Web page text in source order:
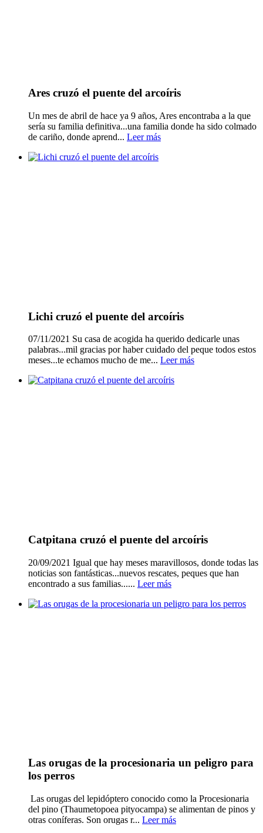
Ares cruzó el puente del arcoíris
Un mes de abril de hace ya 9 años, Ares encontraba a la que
sería su familia definitiva...una familia donde ha sido colmado
de cariño, donde aprend... Leer más
Lichi cruzó el puente del arcoíris
07/11/2021 Su casa de acogida ha querido dedicarle unas
palabras...mil gracias por haber cuidado del peque todos estos
meses...te echamos mucho de me... Leer más
Catpitana cruzó el puente del arcoíris
20/09/2021 Igual que hay meses maravillosos, donde todas las
noticias son fantásticas...nuevos rescates, peques que han
encontrado a sus familias...... Leer más
Las orugas de la procesionaria un peligro para
los perros
Las orugas del lepidóptero conocido como la Procesionaria
del pino (Thaumetopoea pityocampa) se alimentan de pinos y
otras coníferas. Son orugas r... Leer más